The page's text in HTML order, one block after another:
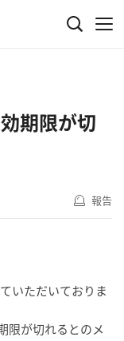
期限が切
報告
いただいておりま
限が切れるとのメ